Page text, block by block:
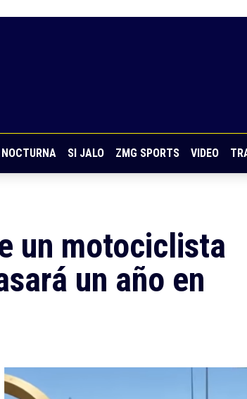
SI JALO ZMG SPORTS VIDEO
un motociclista
un año en